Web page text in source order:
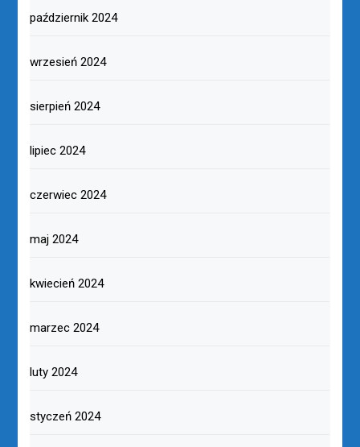
październik 2024
wrzesień 2024
sierpień 2024
lipiec 2024
czerwiec 2024
maj 2024
kwiecień 2024
marzec 2024
luty 2024
styczeń 2024